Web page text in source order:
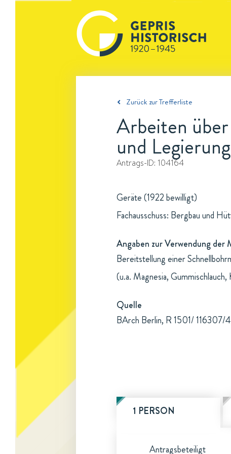
Zurück zur Trefferliste
Arbeiten
und
Antrags-ID: 104164
Geräte (1922 bewilligt)
Fachausschuss: Bergbau und
Angaben zur Verwendung der
Bereitstellung einer
(u.a. Magnesia,
Quelle
BArch Berlin, R 1501/ 116307/
1 PERSON
Antragsbeteiligt